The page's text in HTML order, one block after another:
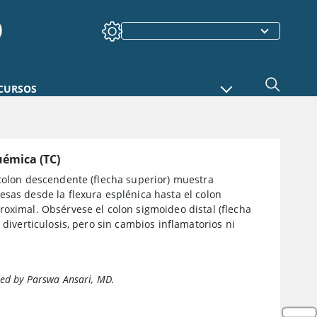
(TC)
descendente (flecha superior) muestra
desde la flexura esplénica hasta el colon
Obsérvese el colon sigmoideo distal (flecha
pero sin cambios inflamatorios ni
by Parswa Ansari, MD.